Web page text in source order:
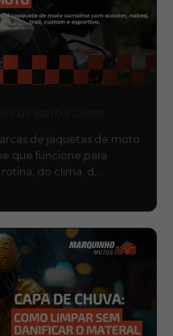
de jaquetas de moto
que funcione para
do clima, d…